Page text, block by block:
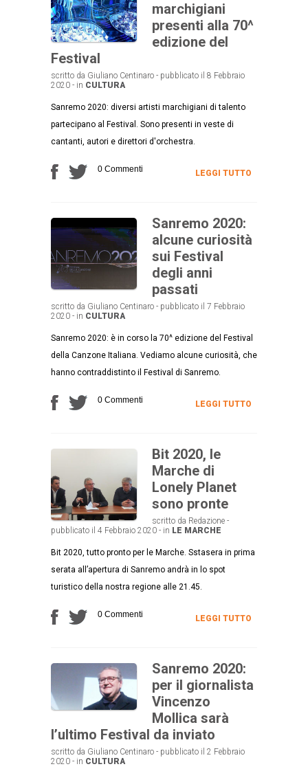
marchigiani
presenti alla 70^
edizione del
Festival
scritto da Giuliano Centinaro - pubblicato il 8 Febbraio
2020 - in CULTURA
Sanremo 2020: diversi artisti marchigiani di talento
partecipano al Festival. Sono presenti in veste di
cantanti, autori e direttori d'orchestra.
0 Commenti LEGGI TUTTO
Sanremo 2020:
alcune curiosità
sui Festival
degli anni
passati
scritto da Giuliano Centinaro - pubblicato il 7 Febbraio
2020 - in CULTURA
Sanremo 2020: è in corso la 70^ edizione del Festival
della Canzone Italiana. Vediamo alcune curiosità, che
hanno contraddistinto il Festival di Sanremo.
0 Commenti LEGGI TUTTO
Bit 2020, le
Marche di
Lonely Planet
sono pronte
scritto da Redazione -
pubblicato il 4 Febbraio 2020 - in LE MARCHE
Bit 2020, tutto pronto per le Marche. Sstasera in prima
serata all’apertura di Sanremo andrà in lo spot
turistico della nostra regione alle 21.45.
0 Commenti LEGGI TUTTO
Sanremo 2020:
per il giornalista
Vincenzo
Mollica sarà
l’ultimo Festival da inviato
scritto da Giuliano Centinaro - pubblicato il 2 Febbraio
2020 - in CULTURA